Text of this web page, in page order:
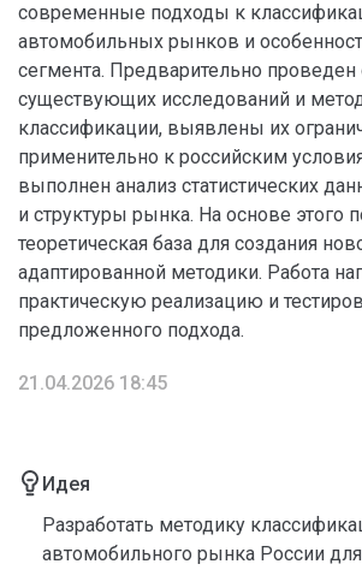
современные подходы к
автомобильных рынков и
сегмента. Предварительно проведен
существующих исследований и
классификации, выявлены их
применительно к российским
выполнен анализ статистических
и структуры рынка. На основе этого
теоретическая база для создания
адаптированной методики. Работа
практическую реализацию и
предложенного подхода.
21.04.2026 18:45
Идея
Разработать методику
автомобильного рынка России